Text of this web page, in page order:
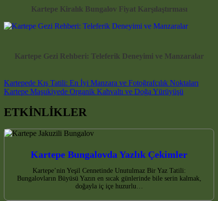
Kartepe Kiralık Bungalov Fiyat Karşılaştırması
Kartepe Gezi Rehberi: Teleferik Deneyimi ve Manzaralar
Post navigation
Kartepede Kış Tatili: En İyi Manzara ve Fotoğrafçılık Noktaları
Kartepe Maşukiyede Organik Kahvaltı ve Doğa Yürüyüşü
ETKİNLİKLER
Kartepe Bungalovda Yazlık Çekimler
Kartepe’nin Yeşil Cennetinde Unutulmaz Bir Yaz Tatili:
Bungalovların Büyüsü Yazın en sıcak günlerinde bile serin kalmak,
doğayla iç içe huzurlu…